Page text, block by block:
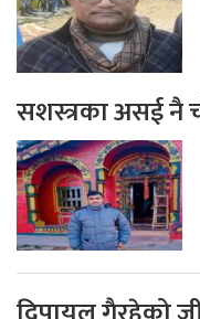
सशस्त्रका असई नै